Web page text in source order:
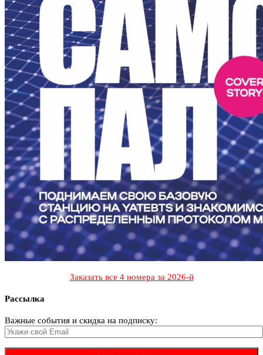
Заказать все 4 номера за 2026-й
Рассылка
Важные события и скидка на подписку: